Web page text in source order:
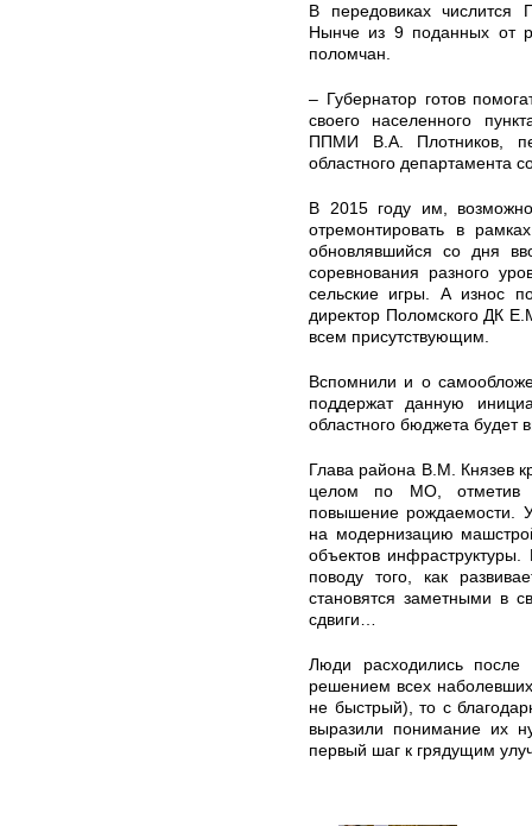
В передовиках
Нынче из 9 поданных от
поломчан.
– Губернатор готов
своего населенного
ППМИ В.А. Плотников,
областного департамента
В 2015 году им,
отремонтировать в
обновлявшийся со дня
соревнования разного
сельские игры. А износ
директор Поломского ДК
всем присутствующим.
Вспомнили и о
поддержат данную
областного бюджета будет
Глава района В.М. Князев
целом по МО, отметив
повышение рождаемости.
на модернизацию
объектов
поводу того, как
становятся заметными в
сдвиги…
Люди расходились
решением всех
не быстрый), то с
выразили понимание их
первый шаг к грядущим